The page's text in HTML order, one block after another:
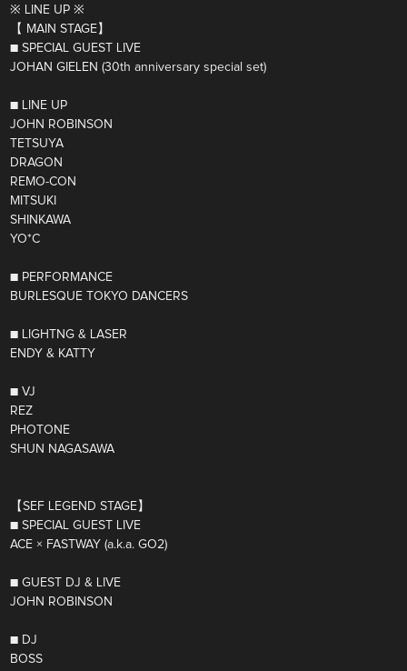
※ LINE UP ※
【 MAIN STAGE】
■ SPECIAL GUEST LIVE
JOHAN GIELEN (30th anniversary special set)
■ LINE UP
JOHN ROBINSON
TETSUYA
DRAGON
REMO-CON
MITSUKI
SHINKAWA
YO*C
■ PERFORMANCE
BURLESQUE TOKYO DANCERS
■ LIGHTNG & LASER
ENDY & KATTY
■ VJ
REZ
PHOTONE
SHUN NAGASAWA
【SEF LEGEND STAGE】
■ SPECIAL GUEST LIVE
ACE × FASTWAY (a.k.a. GO2)
■ GUEST DJ & LIVE
JOHN ROBINSON
■ DJ
BOSS